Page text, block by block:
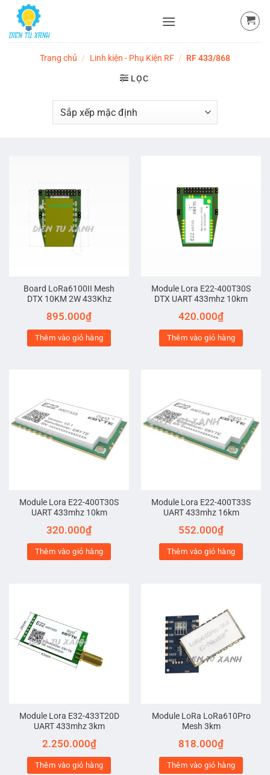
content
Trang chủ / Linh kiện - Phụ Kiện RF / RF 433/868
LỌC
Board LoRa6100II Mesh
DTX 10KM 2W 433Khz
895.000₫
Thêm vào giỏ hàng
Module Lora E22-400T30S
DTX UART 433mhz 10km
420.000₫
Thêm vào giỏ hàng
Module Lora E22-400T30S
UART 433mhz 10km
320.000₫
Thêm vào giỏ hàng
Module Lora E22-400T33S
UART 433mhz 16km
552.000₫
Thêm vào giỏ hàng
Module Lora E32-433T20D
UART 433mhz 3km
2.250.000₫
Thêm vào giỏ hàng
Module LoRa LoRa610Pro
Mesh 3km
818.000₫
Thêm vào giỏ hàng